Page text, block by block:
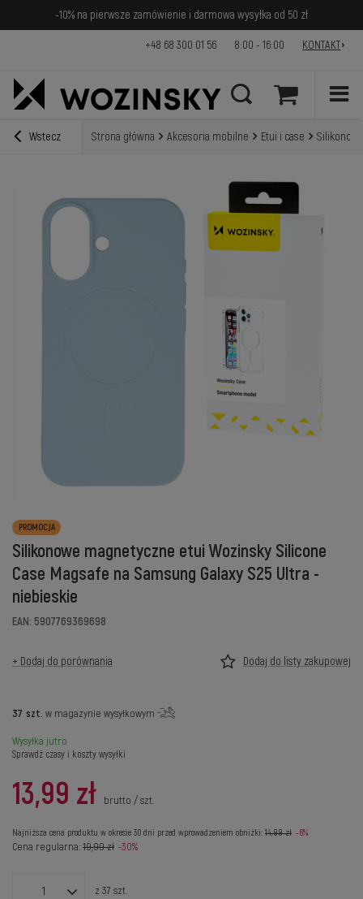
-10% na pierwsze zamówienie i darmowa wysyłka od 50 zł
+48 68 300 01 56 8:00 - 16:00 KONTAKT
Wstecz Strona główna Akcesoria mobilne Etui i case
PROMOCJA
Silikonowe magnetyczne etui Wozinsky Silicone
Case Magsafe na Samsung Galaxy S25 Ultra -
niebieskie
EAN: 5907769369698
+ Dodaj do porównania Dodaj do listy zakupowej
37 szt. w magazynie wysyłkowym
Wysyłka jutro
Sprawdź czasy i koszty wysyłki
13,99 zł brutto /szt.
Najniższa cena produktu w okresie 30 dni przed wprowadzeniem obniżki: 14,99 zł -6%
Cena regularna:19,99 zł -30%
z 37 szt.